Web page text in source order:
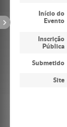
Início do
Evento
Inscrição
Pública
Submetido
Site